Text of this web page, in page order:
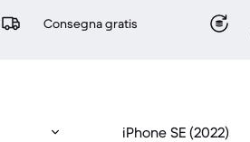
Consegna gratis
iPhone SE (2022)